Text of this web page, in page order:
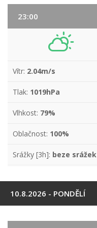
23:00
Vítr: 2.04m/s
Tlak: 1019hPa
Vlhkost: 79%
Oblačnost: 100%
Srážky [3h]: beze srážek
10.8.2026 - PONDĚLÍ